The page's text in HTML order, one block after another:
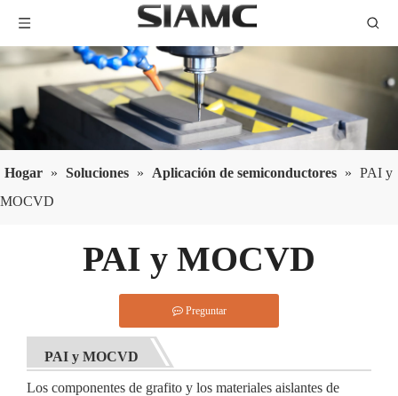
Hogar » Soluciones » Aplicación de semiconductores » PAI y
MOCVD
PAI y MOCVD
Preguntar
PAI y MOCVD
Los componentes de grafito y los materiales aislantes de